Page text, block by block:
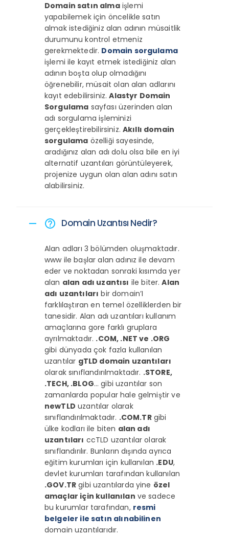
Domain satın almaişlemi
yapabilemek için öncelikle satın
almak istediğiniz alan adının müsaitlik
durumunu kontrol etmeniz
gerekmektedir. Domain sorgulama
işlemi ile kayıt etmek istediğiniz alan
adının boşta olup olmadığını
öğrenebilir, müsait olan alan adlarını
kayıt edebilirsiniz.Alastyr Domain
Sorgulama sayfası üzerinden alan
adı sorgulama işleminizi
gerçekleştirebilirsiniz. Akıllı domain
sorgulama özelliği sayesinde,
aradığınız alan adı dolu olsa bile en iyi
alternatif uzantıları görüntüleyerek,
projenize uygun olan alan adını satın
alabilirsiniz.
remove help_outline Domain Uzantısı Nedir?
Alan adları 3 bölümden oluşmaktadır.
www ile başlar alan adınız ile devam
eder ve noktadan sonraki kısımda yer
alan alan adı uzantısı ile biter.Alan
adı uzantıları bir domain’I
farklılaştıran en temel özelliklerden bir
tanesidir. Alan adı uzantıları kullanım
amaçlarına gore farklı gruplara
ayrılmaktadır. .COM, .NET ve .ORG
gibi dünyada çok fazla kullanılan
uzantılar gTLD domain uzantıları
olarak sınıflandırılmaktadır. .STORE,
.TECH, .BLOG… gibi uzantılar son
zamanlarda popular hale gelmiştir ve
newTLD uzantılar olarak
sınıflandırılmaktadır. .COM.TRgibi
ülke kodları ile biten alan adı
uzantıları ccTLD uzantılar olarak
sınıflandırılır. Bunların dışında ayrıca
eğitim kurumları için kullanılan .EDU,
devlet kurumları tarafından kullanılan
.GOV.TR gibi uzantılarda yine özel
amaçlar için kullanılan ve sadece
bu kurumlar tarafından, resmi
belgeler ile satın alınabilinen
domain uzantılarıdır.